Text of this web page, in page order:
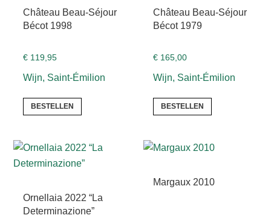
Château Beau-Séjour
Bécot 1998
€ 119,95
Wijn, Saint-Émilion
BESTELLEN
Château Beau-Séjour
Bécot 1979
€165,00
Wijn, Saint-Émilion
BESTELLEN
Ornellaia 2022 “La
Determinazione”
Margaux 2010